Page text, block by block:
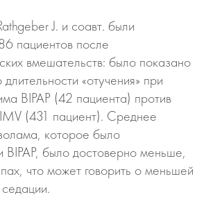
J. и соавт. были
пациентов после
вмешательств: было показано
«отучения» при
BIPAP (42 пациента) против
(431 пациент). Среднее
которое было
BIPAP, было достоверно меньше,
что может говорить о меньшей